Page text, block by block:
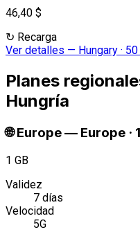
46,40 $
↻ Recarga
Ver detalles — Hungary ·
Planes
Hungría
🌐 Europe— Europe ·
1 GB
Validez
7 días
Velocidad
5G